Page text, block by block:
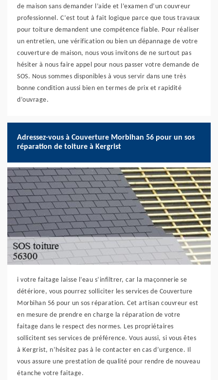
de maison sans demander l’aide et l’examen d’un couvreur
professionnel. C’est tout à fait logique parce que tous travaux
pour toiture demandent une compétence fiable. Pour réaliser
un entretien, une vérification ou bien un dépannage de votre
couverture de maison, nous vous invitons de ne surtout pas
hésiter à nous faire appel pour nous passer votre demande de
SOS. Nous sommes disponibles à vous servir dans une très
bonne condition aussi bien en termes de prix et rapidité
d’ouvrage.
Adressez-vous à Couverture Morbihan 56 pour un sos
réparation de toiture à Kergrist
i votre faitage laisse l’eau s’infiltrer, car la maçonnerie se
détériore, vous pourrez solliciter les services de Couverture
Morbihan 56 pour un sos réparation. Cet artisan couvreur est
en mesure de prendre en charge la réparation de votre
faitage dans le respect des normes. Les propriétaires
sollicitent ses services de préférence. Vous aussi, si vous êtes
à Kergrist, n’hésitez pas à le contacter en cas d’urgence. Il
vous assure une prestation de qualité pour rendre de nouveau
étanche votre faitage.